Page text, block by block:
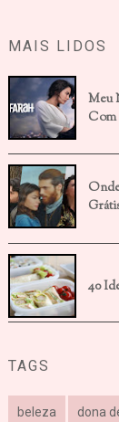
MAIS LIDOS
Meu
40
TAGS
beleza dona